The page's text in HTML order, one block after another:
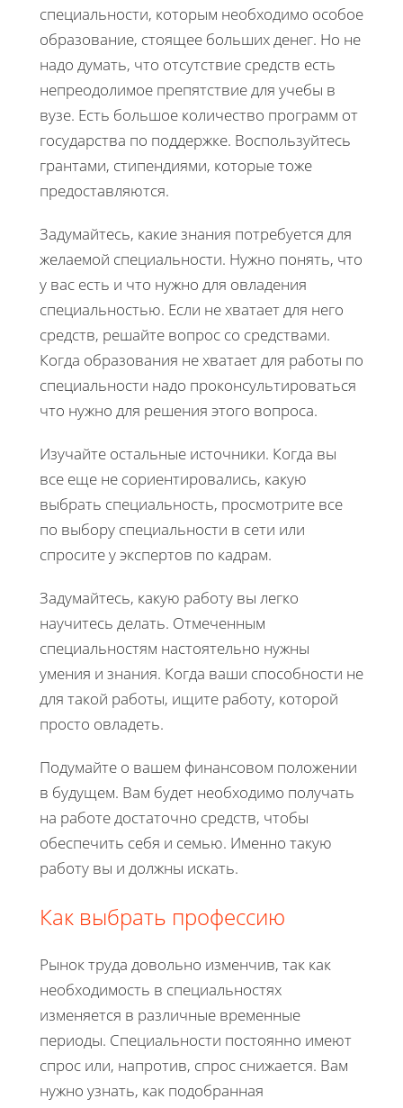
специальности, которым необходимо особое
образование, стоящее больших денег. Но не
надо думать, что отсутствие средств есть
непреодолимое препятствие для учебы в
вузе. Есть большое количество программ от
государства по поддержке. Воспользуйтесь
грантами, стипендиями, которые тоже
предоставляются.
Задумайтесь, какие знания потребуется для
желаемой специальности. Нужно понять, что
у вас есть и что нужно для овладения
специальностью. Если не хватает для него
средств, решайте вопрос со средствами.
Когда образования не хватает для работы по
специальности надо проконсультироваться
что нужно для решения этого вопроса.
Изучайте остальные источники. Когда вы
все еще не сориентировались, какую
выбрать специальность, просмотрите все
по выбору специальности в сети или
спросите у экспертов по кадрам.
Задумайтесь, какую работу вы легко
научитесь делать. Отмеченным
специальностям настоятельно нужны
умения и знания. Когда ваши способности не
для такой работы, ищите работу, которой
просто овладеть.
Подумайте о вашем финансовом положении
в будущем. Вам будет необходимо получать
на работе достаточно средств, чтобы
обеспечить себя и семью. Именно такую
работу вы и должны искать.
Как выбрать профессию
Рынок труда довольно изменчив, так как
необходимость в специальностях
изменяется в различные временные
периоды. Специальности постоянно имеют
спрос или, напротив, спрос снижается. Вам
нужно узнать, как подобранная